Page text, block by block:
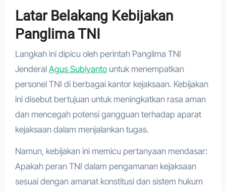
Latar Belakang Kebijakan
Panglima TNI
Langkah ini dipicu oleh perintah Panglima TNI
Jenderal Agus Subiyantountuk menempatkan
personel TNI di berbagai kantor kejaksaan. Kebijakan
ini disebut bertujuan untuk meningkatkan rasa aman
dan mencegah potensi gangguan terhadap aparat
kejaksaan dalam menjalankan tugas.
Namun, kebijakan ini memicu pertanyaan mendasar:
Apakah peran TNI dalam pengamanan kejaksaan
sesuai dengan amanat konstitusi dan sistem hukum